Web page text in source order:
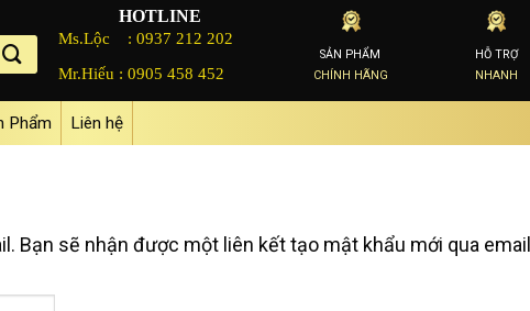
HOTLINE
Ms.Lộc :0937 212 202
Mr.Hiếu :0905 458 452
SẢN PHẨM
CHÍNH HÃNG
HỖ TRỢ
NHANH
Phẩm Liên hệ
Bạn sẽ nhận được một liên kết tạo mật khẩu mới qua